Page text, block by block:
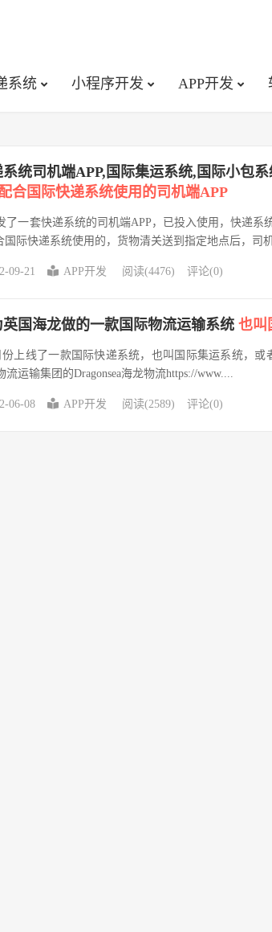
系统 小程序开发 APP开发
统司机端APP,国际集运系统,国际小包
合国际快递系统使用的司机端APP
了一套快递系统的司机端APP，已投入使用，快递系
国际快递系统使用的，货物清关送到指定地点后，司
09-21 APP开发 阅读(4476) 评论(0)
国海龙做的一款国际物流运输系统 也叫
上线了一款国际快递系统，也叫国际集运系统，或
运输集团的Dragonsea海龙物流https://www....
06-08 APP开发 阅读(2589) 评论(0)